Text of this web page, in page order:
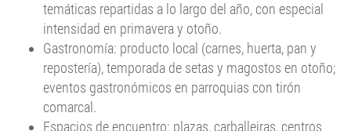
Gastronomía: producto local (carnes, huerta, pan y
repostería), temporada de setas y magostos en otoño;
eventos gastronómicos en parroquias con tirón
comarcal.
Espacios de encuentro: plazas, carballeiras, centros
sociales y polideportivos; recomendable revisar